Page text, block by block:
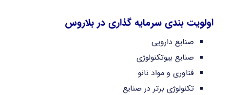
اولویت بندی سرمایه گذاری در بلاروس
صنایع دارویی
صنایع بیوتکنولوژی
فناوری و مواد نانو
تکنولوژی برتر در صنایع